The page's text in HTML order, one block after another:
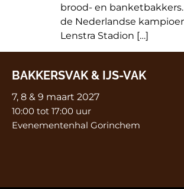
brood- en
de Nederlandse
Lenstra Stadion […]
BAKKERSVAK & IJS-VAK
7, 8 & 9 maart 2027
10:00 tot 17:00 uur
Evenementenhal Gorinchem